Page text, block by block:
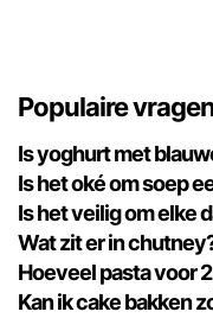
Populaire
Is yoghurt met
Is het oké om soep
Is het veilig om elke
Wat zit er in
Hoeveel pasta voor
Kan ik cake bakken